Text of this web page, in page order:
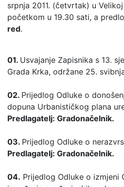
srpnja 2011. (četvrtak) u
početkom u 19.30 sati, a
red.
01. Usvajanje Zapisnika s 13.
Grada Krka, održane 25.
02. Prijedlog Odluke o
dopuna Urbanističkog plana
Predlagatelj: Gradonačelnik.
03. Prijedlog Odluke o
Predlagatelj: Gradonačelnik.
04. Prijedlog Odluke o izmjeni